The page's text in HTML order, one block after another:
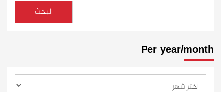
البحث
Per year/month